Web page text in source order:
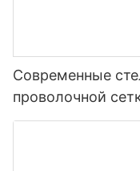
Современные
проволочной
товаров в